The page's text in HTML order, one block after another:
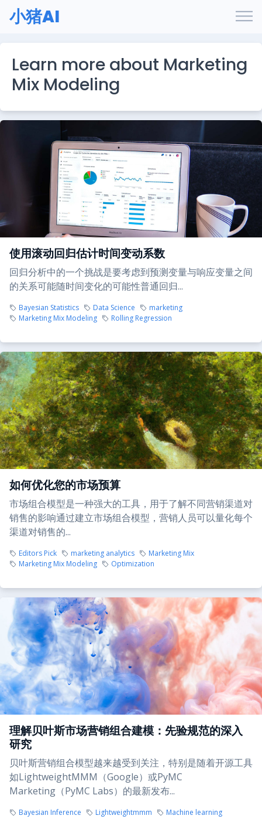
小猪AI
Learn more about Marketing
Mix Modeling
使用滚动回归估计时间变动系数
回归分析中的一个挑战是要考虑到预测变量与响应变量之间
的关系可能随时间变化的可能性普通回归...
Bayesian Statistics Data Science
marketing
Marketing Mix Modeling
Rolling Regression
如何优化您的市场预算
市场组合模型是一种强大的工具，用于了解不同营销渠道对
销售的影响通过建立市场组合模型，营销人员可以量化每个
渠道对销售的...
Editors Pick marketing analytics
Marketing Mix
Marketing Mix Modeling
Optimization
理解贝叶斯市场营销组合建模：先验规范的深入
研究
贝叶斯营销组合模型越来越受到关注，特别是随着开源工具
如LightweightMMM（Google）或PyMC
Marketing（PyMC Labs）的最新发布...
Bayesian Inference Lightweightmmm
Machine learning